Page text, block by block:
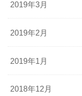
2019年3月
2019年2月
2019年1月
2018年12月